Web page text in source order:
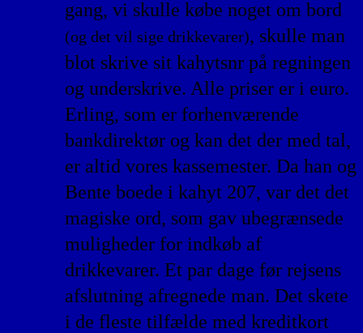
gang, vi skulle købe noget om bord
(og det vil sige drikkevarer), skulle man
blot skrive sit kahytsnr på regningen
og underskrive. Alle priser er i euro.
Erling, som er forhenværende
bankdirektør og kan det der med tal,
er altid vores kassemester. Da han og
Bente boede i kahyt 207, var det det
magiske ord, som gav ubegrænsede
muligheder for indkøb af
drikkevarer. Et par dage før rejsens
afslutning afregnede man. Det skete
i de fleste tilfælde med kreditkort